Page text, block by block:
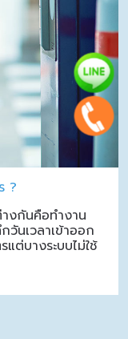
?
งกันคือทำงาน
นเวลาเข้าออก
ต่บางระบบไม่ใช้